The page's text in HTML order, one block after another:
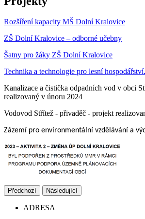
Rozšíření kapacity MŠ Dolní Kralovice
ZŠ Dolní Kralovice – odborné učebny
Šatny pro žáky ZŠ Dolní Kralovice
Technika a technologie pro lesní hospodářství.
Kanalizace a čistička odpadních vod v obci
realizovaný v únoru 2024
Vodovod Střítež - přivaděč - projekt
Zázemí pro environmentální vzdělávání a
Předchozí Následující
ADRESA